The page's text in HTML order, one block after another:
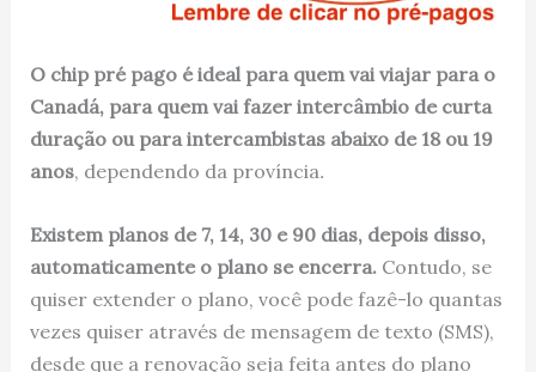
O chip pré pago é ideal para quem vai viajar para o
Canadá, para quem vai fazer intercâmbio de curta
duração ou para intercambistas abaixo de 18 ou 19
anos, dependendo da província.
Existem planos de 7, 14, 30 e 90 dias, depois disso,
automaticamente o plano se encerra. Contudo, se
quiser extender o plano, você pode fazê-lo quantas
vezes quiser através de mensagem de texto (SMS),
desde que a renovação seja feita antes do plano